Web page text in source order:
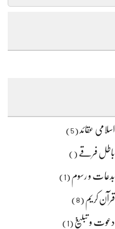
اسلامی عقائد (5)
باطل فرقے ()
بدعات و رسوم (1)
قرآن کریم (8)
دعوت و تبلیغ (1)